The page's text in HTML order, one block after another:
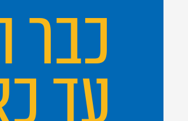
כבר
עד